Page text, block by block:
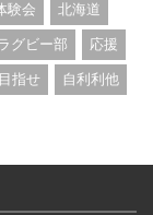
験会 北海道
グビー部 応援
目指せ 自利利他